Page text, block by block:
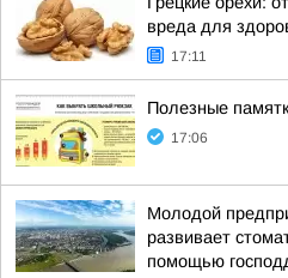
вреда для
17:11
Полезные
17:06
Молодой
развивает
помощью